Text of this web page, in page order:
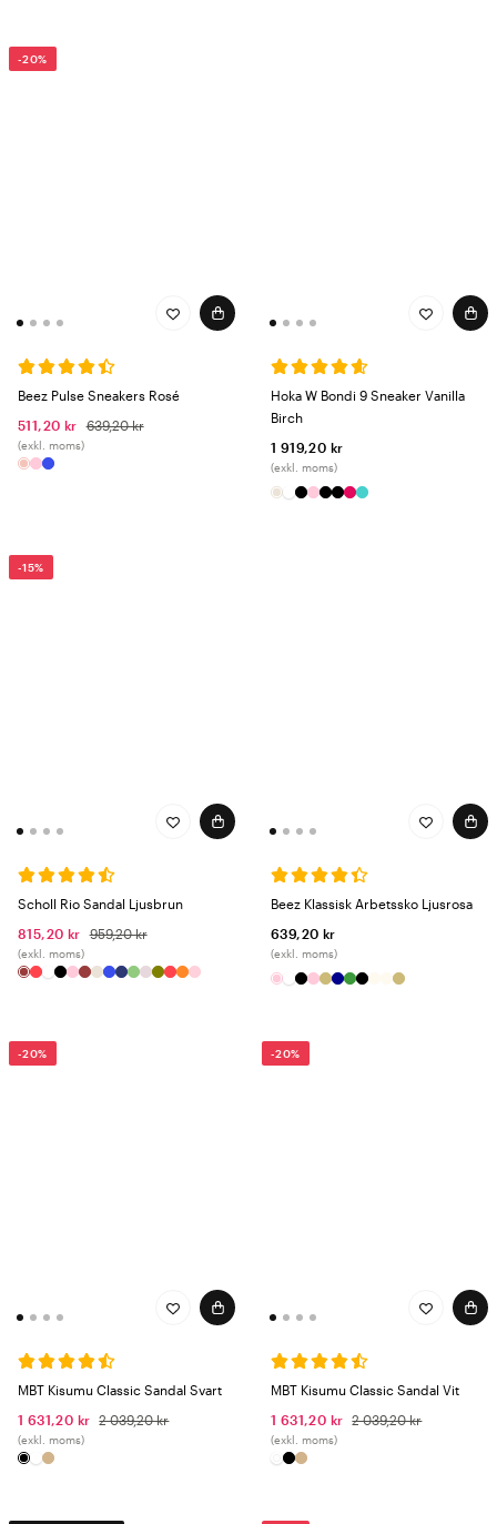
-20%
Beez Pulse Sneakers Rosé
511,20 kr
639,20 kr
(exkl. moms)
Hoka W Bondi 9 Sneaker Vanilla
Birch
1 919,20 kr
(exkl. moms)
-15%
Scholl Rio Sandal Ljusbrun
815,20 kr
959,20 kr
(exkl. moms)
Beez Klassisk Arbetssko Ljusrosa
639,20 kr
(exkl. moms)
-20%
MBT Kisumu Classic Sandal Svart
1 631,20 kr
2 039,20 kr
(exkl. moms)
-20%
MBT Kisumu Classic Sandal Vit
1 631,20 kr
2 039,20 kr
(exkl. moms)